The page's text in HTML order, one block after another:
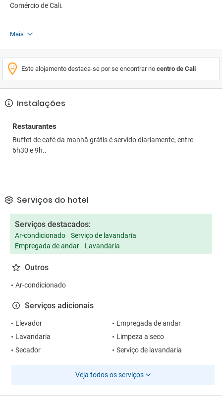
Comércio de Cali.
Mais
Este alojamento destaca-se por se encontrar no centro de Cali
Instalações
Restaurantes
Buffet de café da manhã grátis é servido diariamente, entre
6h30 e 9h..
Serviços do hotel
Serviços destacados:
Ar-condicionado
Serviço de lavandaria
Empregada de andar
Lavandaria
Outros
Ar-condicionado
Serviços adicionais
Elevador
Empregada de andar
Lavandaria
Limpeza a seco
Secador
Serviço de lavandaria
Veja todos os serviços